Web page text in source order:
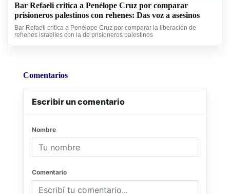
Bar Refaeli critica a Penélope Cruz por comparar
prisioneros palestinos con rehenes: Das voz a asesinos
Bar Refaeli critica a Penélope Cruz por comparar la liberación de
rehenes israelíes con la de prisioneros palestinos
Comentarios
Escribir un comentario
Nombre
Comentario